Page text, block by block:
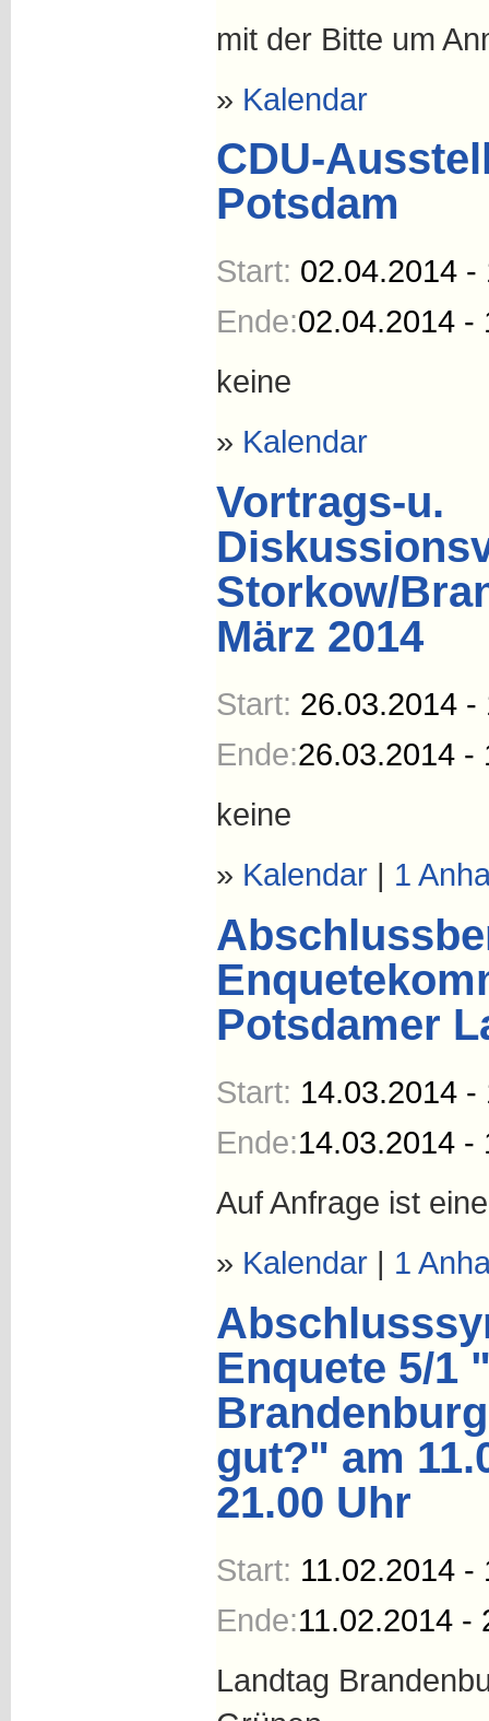
mit der Bitte um
» Kalendar
CDU-
Potsdam
Start: 02.04.2014 -
Ende:02.04.2014 -
keine
» Kalendar
Vortrags-u.
Storkow/
März 2014
Start: 26.03.2014 -
Ende:26.03.2014 -
keine
» Kalendar| 1
Potsdamer
Start: 14.03.2014 -
Ende:14.03.2014 -
Auf Anfrage ist
» Kalendar| 1
Enquete 5/1
gut?" am
21.00 Uhr
Start: 11.02.2014 -
Ende:11.02.2014 -
Landtag